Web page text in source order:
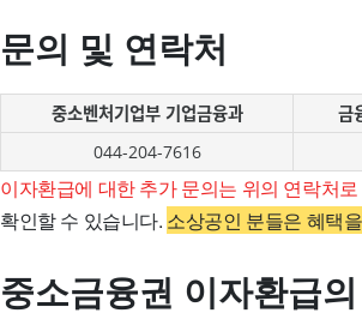
문의 및 연락처
중소벤처기업부 기업금융과 금
044-204-7616
이자환급에 대한 추가 문의는 위의 연락처
확인할 수 있습니다. 소상공인 분들은 혜택
중소금융권 이자환급